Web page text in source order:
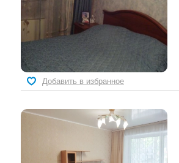
Добавить в избранное